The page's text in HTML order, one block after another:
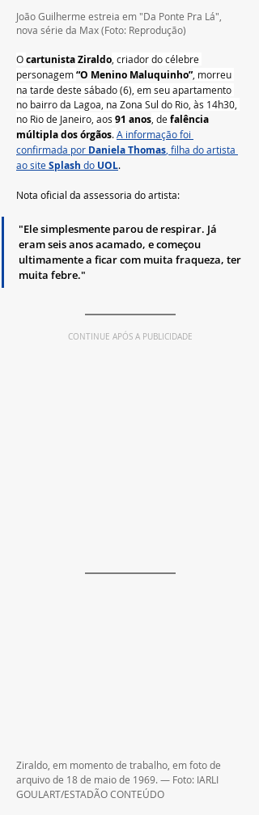
João Guilherme estreia em "Da Ponte Pra Lá",
nova série da Max (Foto: Reprodução)
O cartunista Ziraldo, criador do célebre
personagem “O Menino Maluquinho”, morreu
na tarde deste sábado (6), em seu apartamento
no bairro da Lagoa, na Zona Sul do Rio, às 14h30,
no Rio de Janeiro, aos 91 anos, de falência
múltipla dos órgãos. A informação foi
confirmada por Daniela Thomas, filha do artista
ao site Splash do UOL.
Nota oficial da assessoria do artista:
"Ele simplesmente parou de respirar. Já
eram seis anos acamado, e começou
ultimamente a ficar com muita fraqueza, ter
muita febre."
CONTINUE APÓS A PUBLICIDADE
Ziraldo, em momento de trabalho, em foto de
arquivo de 18 de maio de 1969. — Foto: IARLI
GOULART/ESTADÃO CONTEÚDO